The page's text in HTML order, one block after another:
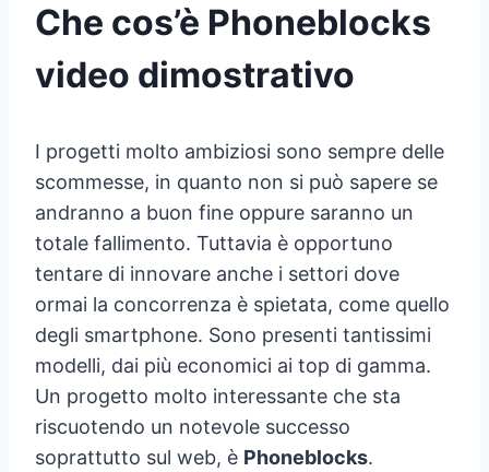
Che cos’è Phoneblocks
video dimostrativo
I progetti molto ambiziosi sono sempre delle
scommesse, in quanto non si può sapere se
andranno a buon fine oppure saranno un
totale fallimento. Tuttavia è opportuno
tentare di innovare anche i settori dove
ormai la concorrenza è spietata, come quello
degli smartphone. Sono presenti tantissimi
modelli, dai più economici ai top di gamma.
Un progetto molto interessante che sta
riscuotendo un notevole successo
soprattutto sul web, è Phoneblocks.